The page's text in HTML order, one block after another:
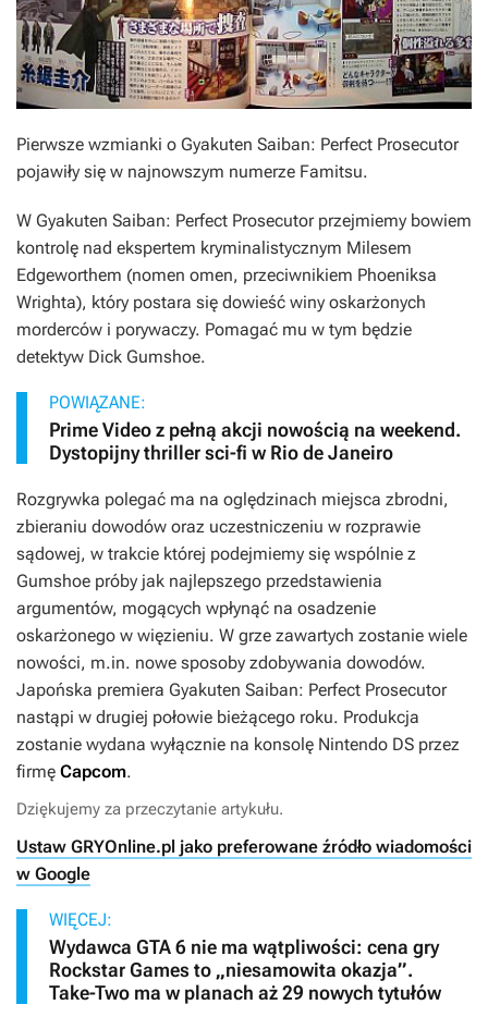
Pierwsze wzmianki o Gyakuten Saiban: Perfect Prosecutor
pojawiły się w najnowszym numerze Famitsu.
W Gyakuten Saiban: Perfect Prosecutorprzejmiemy bowiem
kontrolę nad ekspertem kryminalistycznym Milesem
Edgeworthem (nomen omen, przeciwnikiem Phoeniksa
Wrighta), który postara się dowieść winy oskarżonych
morderców i porywaczy. Pomagać mu w tym będzie
detektyw Dick Gumshoe.
POWIĄZANE:
Prime Video z pełną akcji nowością na weekend.
Dystopijny thriller sci-fi w Rio de Janeiro
Rozgrywka polegać ma na oględzinach miejsca zbrodni,
zbieraniu dowodów oraz uczestniczeniu w rozprawie
sądowej, w trakcie której podejmiemy się wspólnie z
Gumshoe próby jak najlepszego przedstawienia
argumentów, mogących wpłynąć na osadzenie
oskarżonego w więzieniu. W grze zawartych zostanie wiele
nowości, m.in. nowe sposoby zdobywania dowodów.
Japońska premiera Gyakuten Saiban: Perfect Prosecutor
nastąpi w drugiej połowie bieżącego roku. Produkcja
zostanie wydana wyłącznie na konsolę Nintendo DS przez
firmę Capcom.
Dziękujemy za przeczytanie artykułu.
Ustaw GRYOnline.pl jako preferowane źródło wiadomości
w Google
WIĘCEJ:
Wydawca GTA 6 nie ma wątpliwości: cena gry
Rockstar Games to „niesamowita okazja”.
Take-Two ma w planach aż 29 nowych tytułów